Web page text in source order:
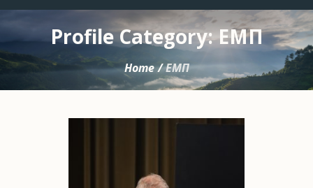
Profile Category:ΕΜΠ
Home /ΕΜΠ